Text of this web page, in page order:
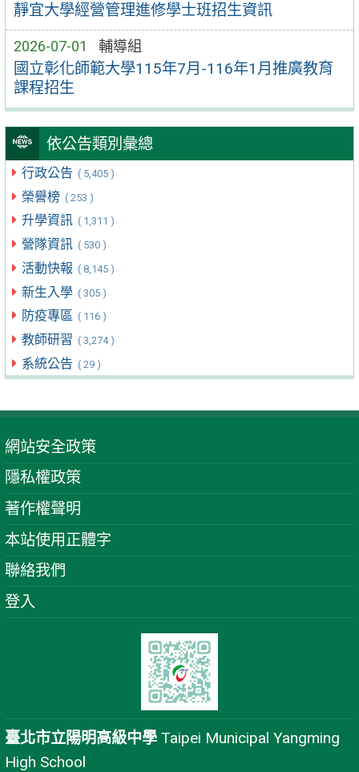
靜宜大學經營管理進修學士班招生資訊
2026-07-01 輔導組
國立彰化師範大學115年7月-116年1月推廣教育
課程招生
依公告類別彙總
行政公告 ( 5,405 )
榮譽榜 ( 253 )
升學資訊 ( 1,311 )
營隊資訊 ( 530 )
活動快報 ( 8,145 )
新生入學 ( 305 )
防疫專區 ( 116 )
教師研習 ( 3,274 )
系統公告 ( 29 )
網站安全政策
隱私權政策
著作權聲明
本站使用正體字
聯絡我們
登入
臺北市立陽明高級中學 Taipei Municipal Yangming
High School